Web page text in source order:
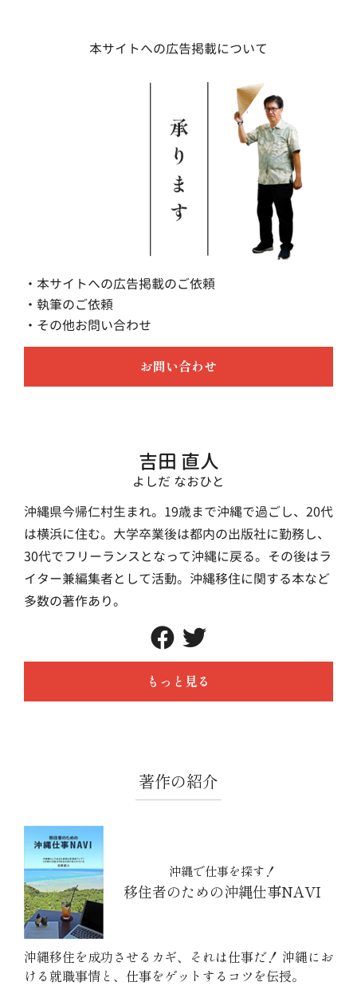
本サイトへの広告掲載について
・本サイトへの広告掲載のご依頼
・執筆のご依頼
・その他お問い合わせ
お問い合わせ
吉田 直人
よしだ なおひと
沖縄県今帰仁村生まれ。19歳まで沖縄で過ごし、20代
は横浜に住む。大学卒業後は都内の出版社に勤務し、
30代でフリーランスとなって沖縄に戻る。その後はラ
イター兼編集者として活動。沖縄移住に関する本など
多数の著作あり。
もっと見る
著作の紹介
沖縄で仕事を探す！
移住者のための沖縄仕事NAVI
沖縄移住を成功させるカギ、それは仕事だ！ 沖縄にお
ける就職事情と、仕事をゲットするコツを伝授。